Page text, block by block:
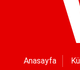
Anasayfa